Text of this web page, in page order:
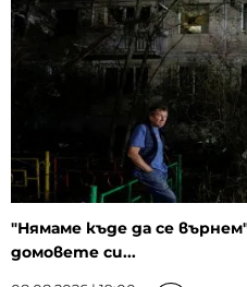
"Нямаме къде да се
домовете си...